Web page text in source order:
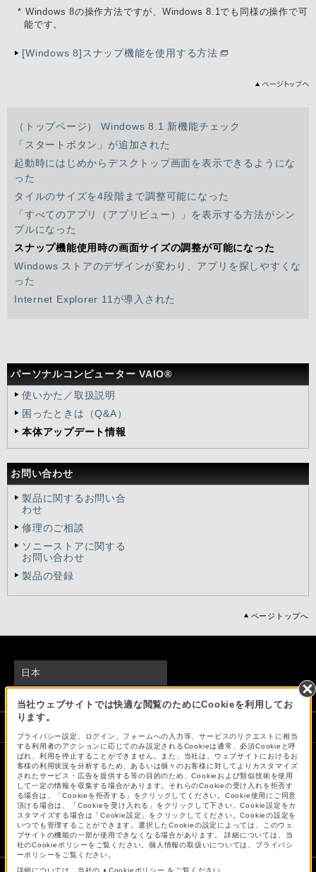
パーソナルコンピューター VAIO®
使いかた／取扱説明
困ったときは（Q&A）
本体アップデート情報
お問い合わせ
製品に関するお問い合
わせ
修理のご相談
ソニーストアに関する
お問い合わせ
製品の登録
* Windows 8の操作方法ですが、Windows 8.1でも同様の操作で可
能です。
[Windows 8]スナップ機能を使用する方法
（トップページ） Windows 8.1 新機能チェック
「スタートボタン」が追加された
起動時にはじめからデスクトップ画面を表示できるようにな
った
タイルのサイズを4段階まで調整可能になった
「すべてのアプリ（アプリビュー）」を表示する方法がシン
プルになった
スナップ機能使用時の画面サイズの調整が可能になった
Windows ストアのデザインが変わり、アプリを探しやすくな
った
Internet Explorer 11が導入された
ページトップへ
当社ウェブサイトでは快適な閲覧のためにCookieを利用してお
ります。
プライバシー設定、ログイン、フォームへの入力等、サービスのリクエストに相当
する利用者のアクションに応じてのみ設定されるCookieは通常、必須Cookieと呼
ばれ、利用を停止することができません。また、当社は、ウェブサイトにおけるお
客様の利用状況を分析するため、あるいは個々のお客様に対してよりカスタマイズ
されたサービス・広告を提供する等の目的のため、Cookieおよび類似技術を使用
して一定の情報を収集する場合があります。それらのCookieの受け入れを拒否す
る場合は、「Cookieを拒否する」をクリックしてください。Cookie使用にご同意
頂ける場合は、「Cookieを受け入れる」をクリックして下さい。Cookie設定をカ
スタマイズする場合は「Cookie設定」をクリックしてください。Cookieの設定を
いつでも管理することができます。選択したCookieの設定によっては、このウェ
ブサイトの機能の一部が使用できなくなる場合があります。 詳細については、当
社のCookieポリシーをご覧ください。個人情報の取扱いについては、プライバシ
ーポリシーをご覧ください。
詳細については、当社の
Cookieポリシー をご覧ください。
日本
会社情報 採用情報 特約店のご案内
ニュースリリース
環境情報
My Sony 利用規約